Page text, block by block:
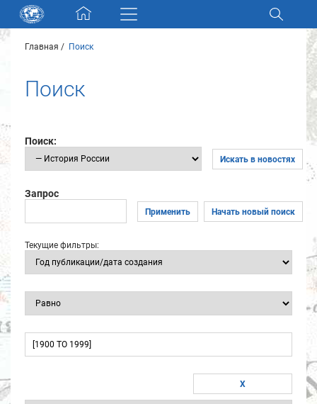
Skip navigation
Разделы и коллекции
Электронный каталог
Новости
Партнеры
Найти
Главная Поиск
Поиск
Поиск:
Искать в новостях
Запрос
Применить Начать новый поиск
Текущие фильтры: